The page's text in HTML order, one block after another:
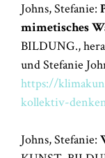
Johns, Stefanie:
mimetisches
BILDUNG.,
und Stefanie
https://
kollektiv-
Johns, Stefanie: